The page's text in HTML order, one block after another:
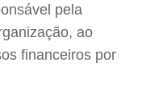
pela
ao
financeiros por